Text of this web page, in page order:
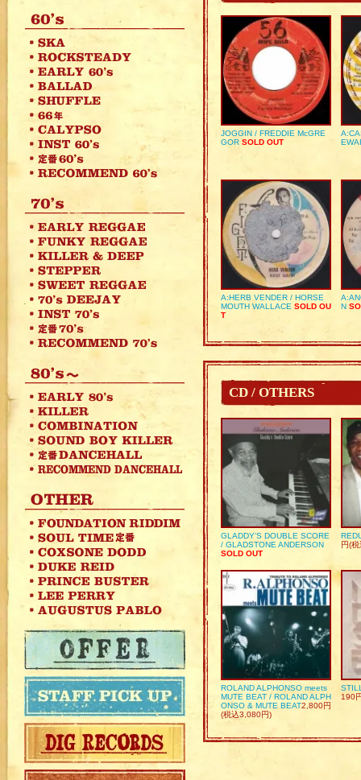
JOGGIN / FREDDIE McGRE
GOR SOLD OUT
A:HERB VENDER / HORSE
MOUTH WALLACE SOLD OU
T
N
CD / OTHERS
GLADDY’S DOUBLE SCORE
/ GLADSTONE ANDERSON
SOLD OUT
円(
ROLAND ALPHONSO meets
MUTE BEAT / ROLAND ALPH
ONSO & MUTE BEAT2,800円
(税込3,080円)
190